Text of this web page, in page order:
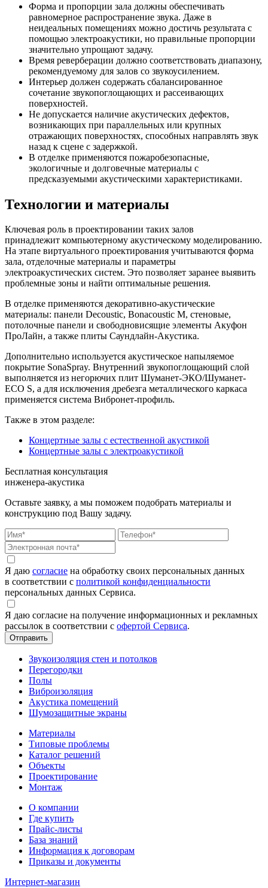
Форма и пропорции зала должны обеспечивать
равномерное распространение звука. Даже в
неидеальных помещениях можно достичь результата с
помощью электроакустики, но правильные пропорции
значительно упрощают задачу.
Время реверберации должно соответствовать диапазону,
рекомендуемому для залов со звукоусилением.
Интерьер должен содержать сбалансированное
сочетание звукопоглощающих и рассеивающих
поверхностей.
Не допускается наличие акустических дефектов,
возникающих при параллельных или крупных
отражающих поверхностях, способных направлять звук
назад к сцене с задержкой.
В отделке применяются пожаробезопасные,
экологичные и долговечные материалы с
предсказуемыми акустическими характеристиками.
Технологии и материалы
Ключевая роль в проектировании таких залов
принадлежит компьютерному акустическому моделированию.
На этапе виртуального проектирования учитываются форма
зала, отделочные материалы и параметры
электроакустических систем. Это позволяет заранее выявить
проблемные зоны и найти оптимальные решения.
В отделке применяются декоративно-акустические
материалы: панели Decoustic, Bonacoustic М, стеновые,
потолочные панели и свободновисящие элементы Акуфон
ПроЛайн, а также плиты Саундлайн-Акустика.
Дополнительно используется акустическое напыляемое
покрытие SonaSpray. Внутренний звукопоглощающий слой
выполняется из негорючих плит Шуманет-ЭКО/Шуманет-
ECO S, а для исключения дребезга металлического каркаса
применяется система Вибронет-профиль.
Также в этом разделе:
Концертные залы с естественной акустикой
Концертные залы с электроакустикой
Бесплатная консультация
инженера-акустика
Оставьте заявку, а мы поможем подобрать материалы и
конструкцию под Вашу задачу.
Я даю согласие на обработку своих персональных данных
в соответствии с политикой конфиденциальности
персональных данных Сервиса.
Я даю согласие на получение информационных и рекламных
рассылок в соответствии с офертой Сервиса.
Звукоизоляция стен и потолков
Перегородки
Полы
Виброизоляция
Акустика помещений
Шумозащитные экраны
Материалы
Типовые проблемы
Каталог решений
Объекты
Проектирование
Монтаж
О компании
Где купить
Прайс-листы
База знаний
Информация к договорам
Приказы и документы
Интернет-магазин